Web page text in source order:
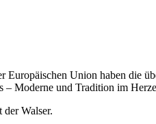
Union haben die
– Moderne und Tradition im
Walser.